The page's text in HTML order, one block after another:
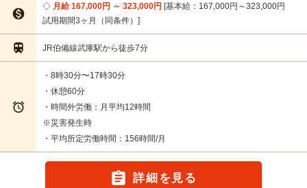

月給 167,000円 ～ 323,000円 基本給：167,000円～323,000円
試用期間3ヶ月（同条件）
 JR伯備線武庫駅から徒歩7分

・8時30分〜17時30分
・休憩60分
・時間外労働：月平均12時間
※災害発生時
・平均所定労働時間：156時間/月
 詳細を見る